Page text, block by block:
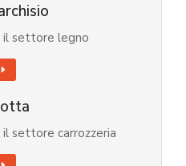
il settore legno
il settore carrozzeria